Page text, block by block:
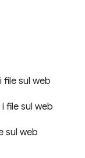
sul web
file sul web
sul web